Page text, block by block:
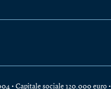
• Capitale sociale 120.000 euro •